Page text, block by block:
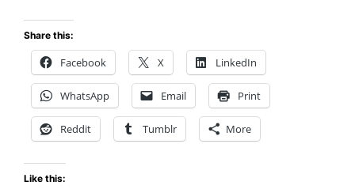
Share this:
Facebook X LinkedIn
WhatsApp Email Print
Reddit Tumblr More
Like this: